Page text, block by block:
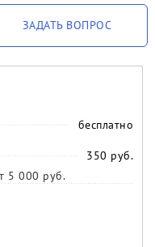
ЗАДАТЬ ВОПРОС
бесплатно
350 руб.
5 000 руб.